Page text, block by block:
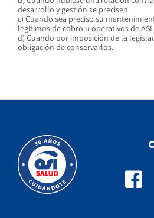
desarrollo y gestión se precisen.
c) Cuando sea preciso su
legítimos de cobro u operativos de ASI.
d) Cuando por imposición de la
obligación de conservarlos.